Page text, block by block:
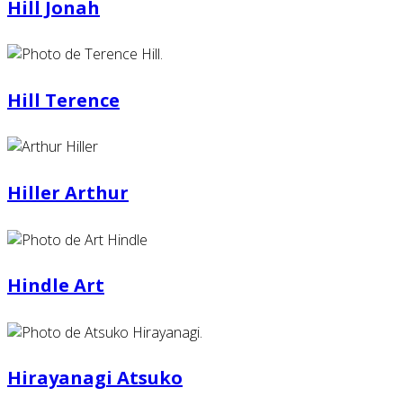
Hill Jonah
Hill Terence
Hiller Arthur
Hindle Art
Hirayanagi Atsuko